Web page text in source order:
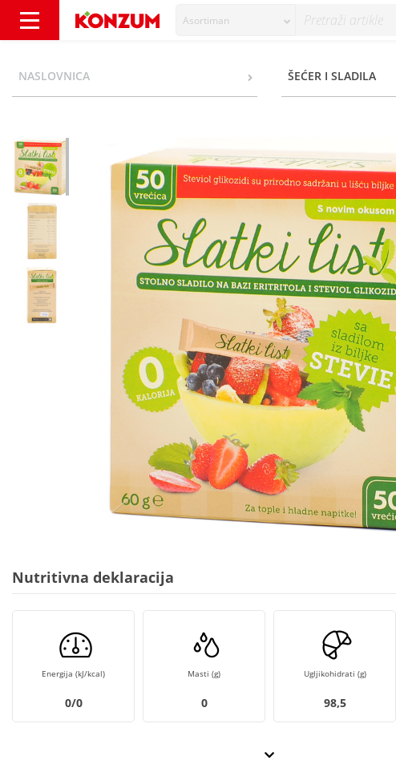
Asortiman
NASLOVNICA ŠEĆER I SLADILA
Nutritivna deklaracija
Energija (kJ/kcal)
0/0
Masti (g)
0
Ugljikohidrati (g)
98,5